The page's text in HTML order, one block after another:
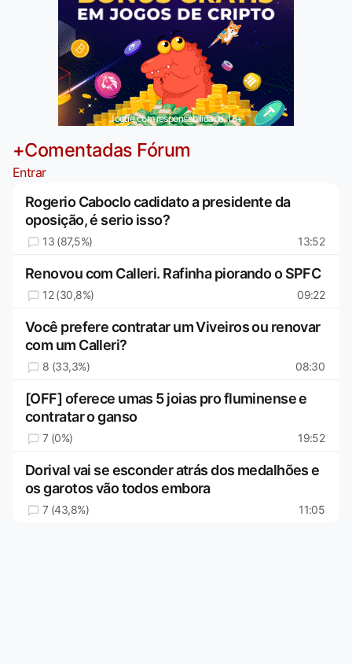
Jogue com responsabilidade. 18+
+Comentadas Fórum
Entrar
Rogerio Caboclo cadidato a presidente da
oposição, é serio isso?
13 (87,5%) 13:52
Renovou com Calleri. Rafinha piorando o SPFC
12 (30,8%) 09:22
Você prefere contratar um Viveiros ou renovar
com um Calleri?
8 (33,3%) 08:30
[OFF] oferece umas 5 joias pro fluminense e
contratar o ganso
7 (0%) 19:52
Dorival vai se esconder atrás dos medalhões e
os garotos vão todos embora
7 (43,8%) 11:05